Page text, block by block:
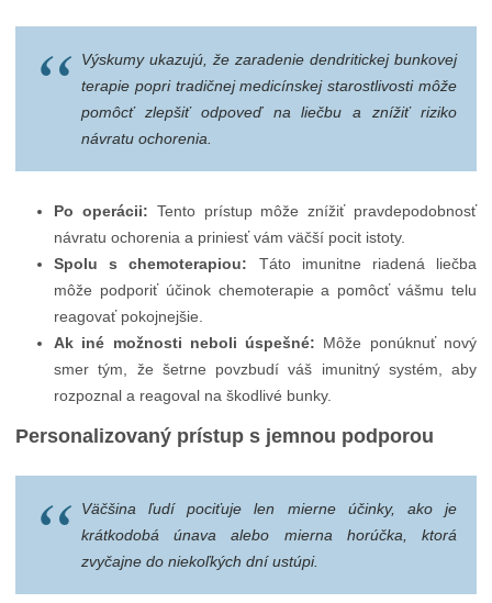
Výskumy ukazujú, že zaradenie dendritickej bunkovej
terapie popri tradičnej medicínskej starostlivosti môže
pomôcť zlepšiť odpoveď na liečbu a znížiť riziko
návratu ochorenia.
Po operácii: Tento prístup môže znížiť pravdepodobnosť
návratu ochorenia a priniesť vám väčší pocit istoty.
Spolu s chemoterapiou: Táto imunitne riadená liečba
môže podporiť účinok chemoterapie a pomôcť vášmu telu
reagovať pokojnejšie.
Ak iné možnosti neboli úspešné: Môže ponúknuť nový
smer tým, že šetrne povzbudí váš imunitný systém, aby
rozpoznal a reagoval na škodlivé bunky.
Personalizovaný prístup s jemnou podporou
Väčšina ľudí pociťuje len mierne účinky, ako je
krátkodobá únava alebo mierna horúčka, ktorá
zvyčajne do niekoľkých dní ustúpi.